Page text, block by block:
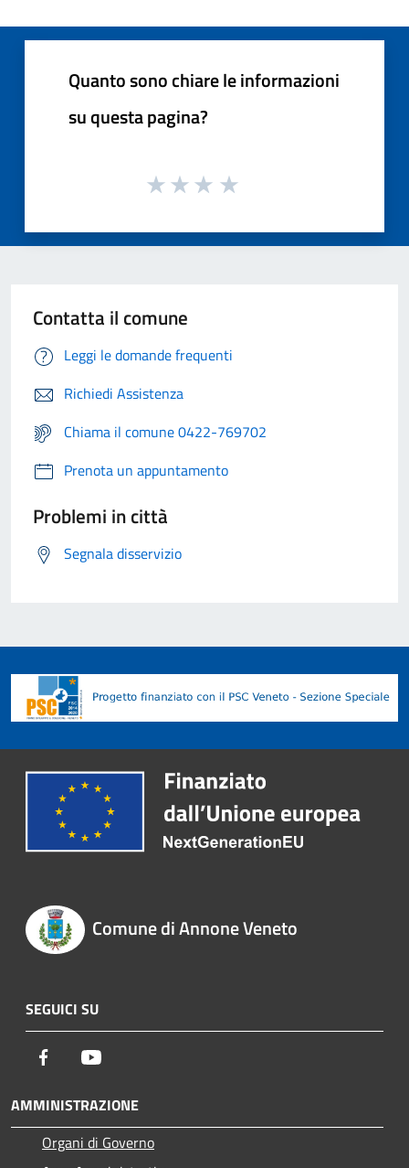
Quanto sono chiare le informazioni
su questa pagina?
Contatta il comune
Leggi le domande frequenti
Richiedi Assistenza
Chiama il comune 0422-769702
Prenota un appuntamento
Problemi in città
Segnala disservizio
Comune di Annone Veneto
SEGUICI SU
Facebook
AMMINISTRAZIONE
Organi di Governo